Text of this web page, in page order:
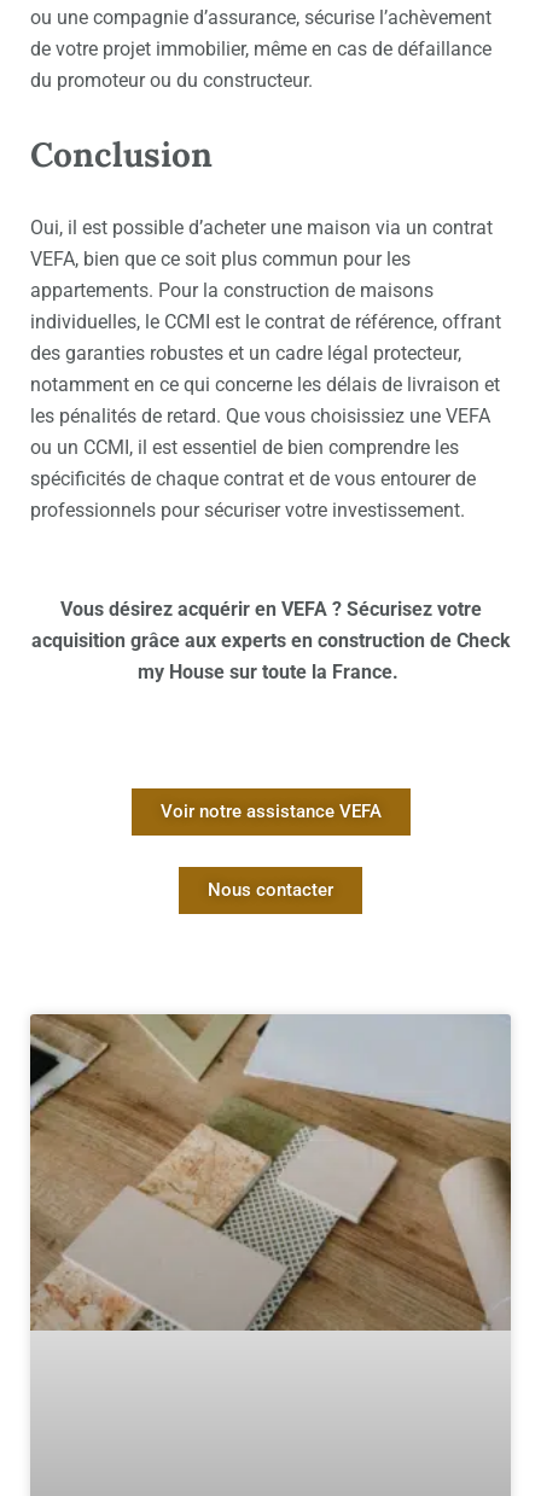
ou une compagnie d’assurance, sécurise l’achèvement
de votre projet immobilier, même en cas de défaillance
du promoteur ou du constructeur.
Conclusion
Oui, il est possible d’acheter une maison via un contrat
VEFA, bien que ce soit plus commun pour les
appartements. Pour la construction de maisons
individuelles, le CCMI est le contrat de référence, offrant
des garanties robustes et un cadre légal protecteur,
notamment en ce qui concerne les délais de livraison et
les pénalités de retard. Que vous choisissiez une VEFA
ou un CCMI, il est essentiel de bien comprendre les
spécificités de chaque contrat et de vous entourer de
professionnels pour sécuriser votre investissement.
Vous désirez acquérir en VEFA ? Sécurisez votre
acquisition grâce aux experts en construction de Check
my House sur toute la France.
Voir notre assistance VEFA
Nous contacter